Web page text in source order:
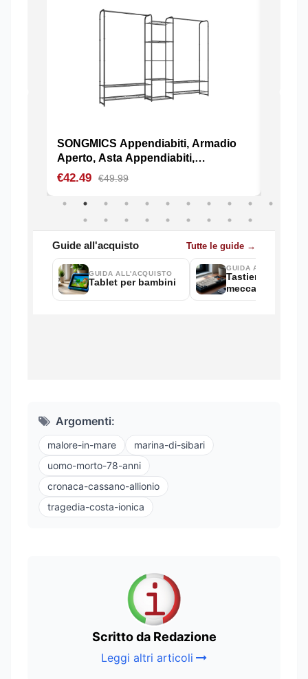
Argomenti:
malore-in-mare
marina-di-sibari
uomo-morto-78-anni
cronaca-cassano-allionio
tragedia-costa-ionica
Scritto da Redazione
Leggi altri articoli